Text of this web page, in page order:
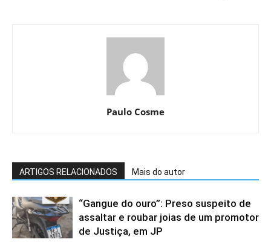
Paulo Cosme
ARTIGOS RELACIONADOS Mais do autor
“Gangue do ouro”: Preso suspeito de
assaltar e roubar joias de um promotor
de Justiça, em JP